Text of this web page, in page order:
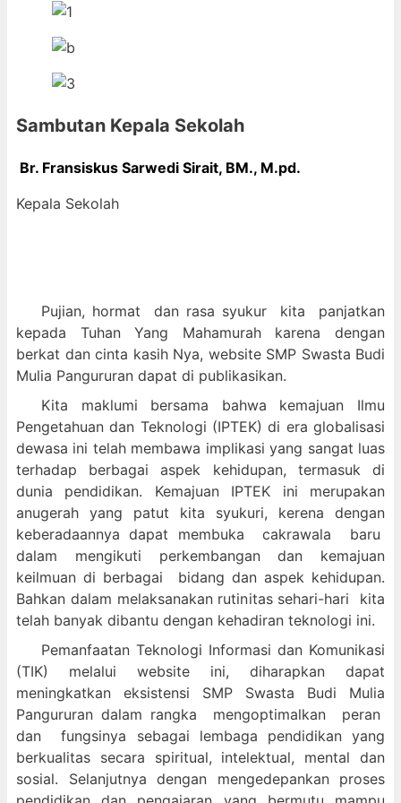
Sambutan Kepala Sekolah
Br. Fransiskus Sarwedi Sirait, BM., M.pd.
Kepala Sekolah
Pujian, hormat dan rasa syukur kita panjatkan
kepada Tuhan Yang Mahamurah karena dengan
berkat dan cinta kasih Nya, website SMP Swasta Budi
Mulia Pangururan dapat di publikasikan.
Kita maklumi bersama bahwa kemajuan Ilmu
Pengetahuan dan Teknologi (IPTEK) di era globalisasi
dewasa ini telah membawa implikasi yang sangat luas
terhadap berbagai aspek kehidupan, termasuk di
dunia pendidikan. Kemajuan IPTEK ini merupakan
anugerah yang patut kita syukuri, kerena dengan
keberadaannya dapat membuka cakrawala baru
dalam mengikuti perkembangan dan kemajuan
keilmuan di berbagai bidang dan aspek kehidupan.
Bahkan dalam melaksanakan rutinitas sehari-hari kita
telah banyak dibantu dengan kehadiran teknologi ini.
Pemanfaatan Teknologi Informasi dan Komunikasi
(TIK) melalui website ini, diharapkan dapat
meningkatkan eksistensi SMP Swasta Budi Mulia
Pangururan dalam rangka mengoptimalkan peran
dan fungsinya sebagai lembaga pendidikan yang
berkualitas secara spiritual, intelektual, mental dan
sosial. Selanjutnya dengan mengedepankan proses